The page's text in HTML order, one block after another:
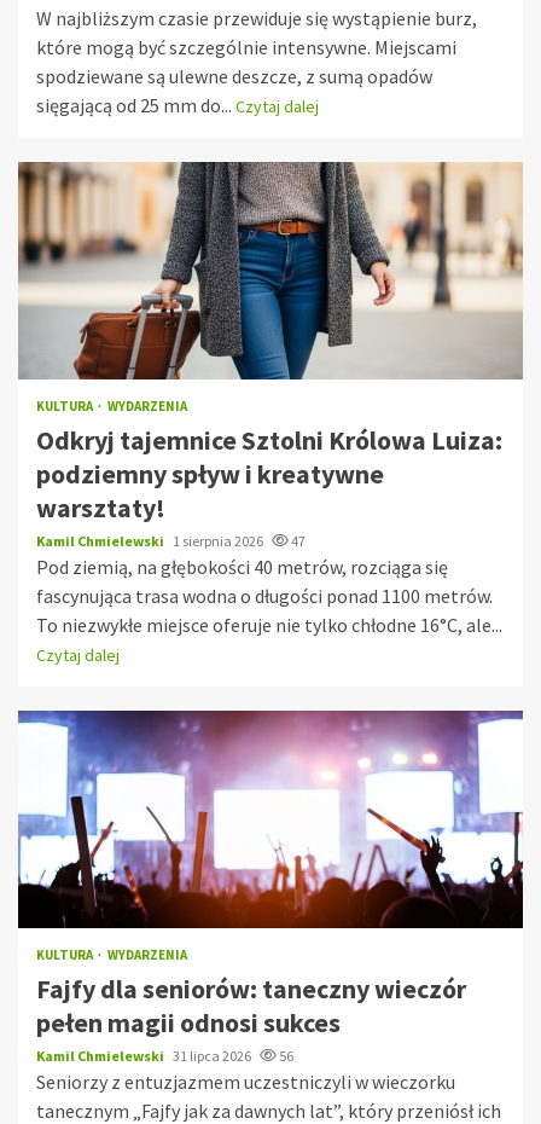
W najbliższym czasie przewiduje się wystąpienie burz,
które mogą być szczególnie intensywne. Miejscami
spodziewane są ulewne deszcze, z sumą opadów
sięgającą od 25 mm do... Czytaj dalej
KULTURA WYDARZENIA
Odkryj tajemnice Sztolni Królowa Luiza:
podziemny spływ i kreatywne
warsztaty!
Kamil Chmielewski 1 sierpnia 2026 47
Pod ziemią, na głębokości 40 metrów, rozciąga się
fascynująca trasa wodna o długości ponad 1100 metrów.
To niezwykłe miejsce oferuje nie tylko chłodne 16°C, ale...
Czytaj dalej
KULTURA WYDARZENIA
Fajfy dla seniorów: taneczny wieczór
pełen magii odnosi sukces
Kamil Chmielewski 31 lipca 2026 56
Seniorzy z entuzjazmem uczestniczyli w wieczorku
tanecznym „Fajfy jak za dawnych lat”, który przeniósł ich